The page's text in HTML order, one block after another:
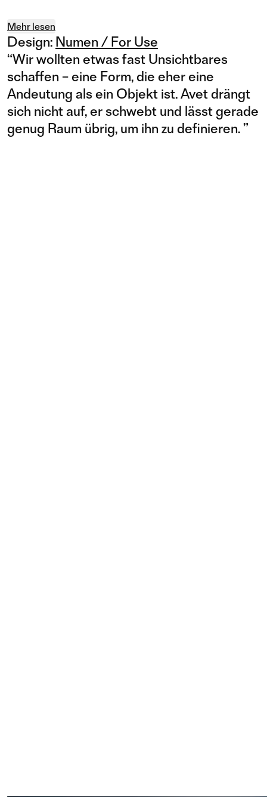
Mehr lesen
Design: Numen / For Use
“Wir wollten etwas fast Unsichtbares
schaffen – eine Form, die eher eine
Andeutung als ein Objekt ist. Avet drängt
sich nicht auf, er schwebt und lässt gerade
genug Raum übrig, um ihn zu definieren.”